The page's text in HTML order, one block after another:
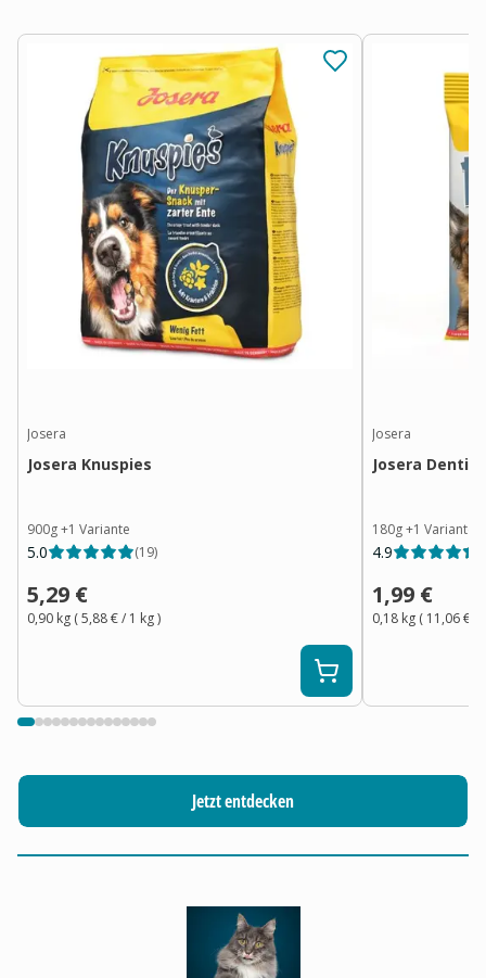
Josera
Josera Knuspies
900g+1 Variante
5.0 (19)
5,29 €
0,90 kg (5,88 €/ 1 kg)
Josera
Josera
180g+1 Variante
4.9
1,99 €
0,18 kg ( 11,06 €
Jetzt entdecken